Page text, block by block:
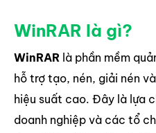
WinRAR là gì?
WinRAR là phần mềm
hỗ trợ tạo, nén, giải nén
hiệu suất cao. Đây là lựa
doanh nghiệp và các tổ